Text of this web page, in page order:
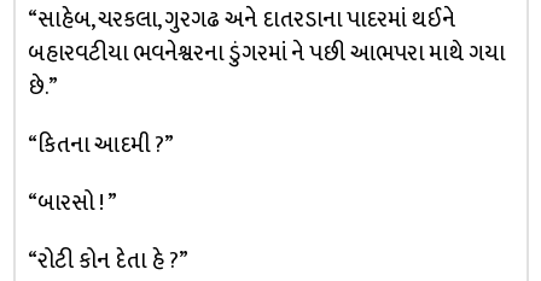
“સાહેબ, ચરકલા, ગુરગઢ અને દાતરડાના પાદરમાં થઈને
બહારવટીયા ભવનેશ્વરના ડુંગરમાં ને પછી આભપરા માથે ગયા
છે.”
“કિતના આદમી ?”
“બારસો ! ”
“રોટી કોન દેતા હે ?”